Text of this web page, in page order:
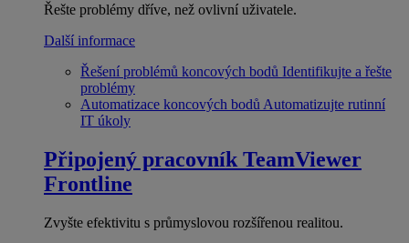
Řešte problémy dříve, než ovlivní uživatele.
Další informace
Řešení problémů koncových bodů Identifikujte a řešte
problémy
Automatizace koncových bodů Automatizujte rutinní
IT úkoly
Připojený pracovník TeamViewer
Frontline
Zvyšte efektivitu s průmyslovou rozšířenou realitou.